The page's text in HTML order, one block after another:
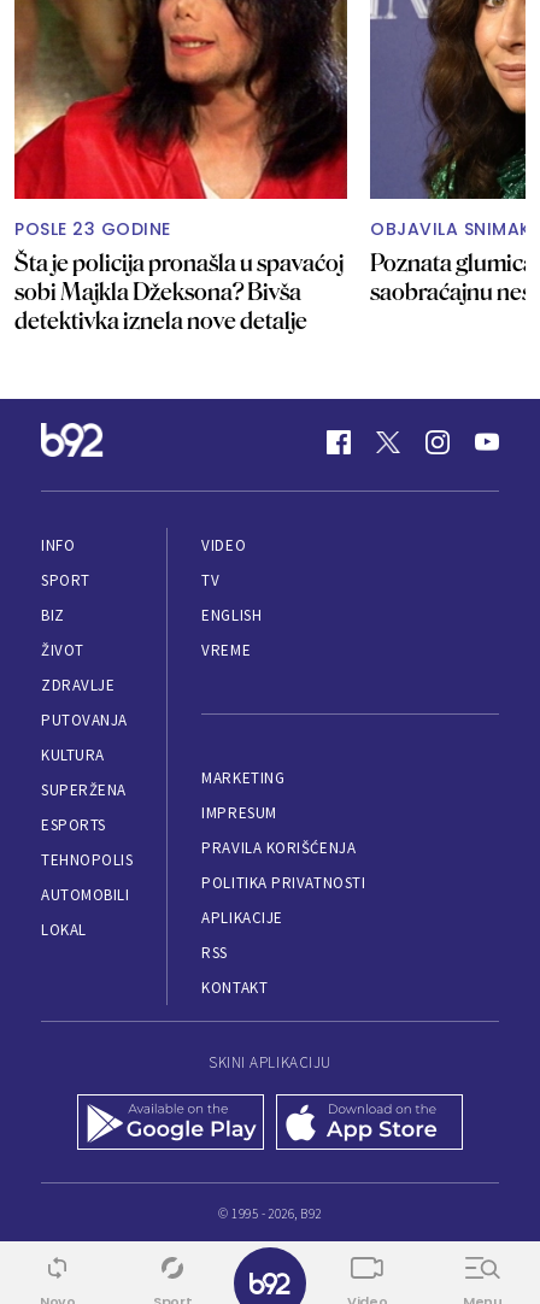
POSLE 23 GODINE
Šta je policija pronašla u spavaćoj
sobi Majkla Džeksona? Bivša
detektivka iznela nove detalje
OBJAVILA SNIMAK
Poznata
saobraćajnu
INFO
SPORT
BIZ
ŽIVOT
ZDRAVLJE
PUTOVANJA
KULTURA
SUPERŽENA
ESPORTS
TEHNOPOLIS
AUTOMOBILI
LOKAL
VIDEO
TV
ENGLISH
VREME
MARKETING
IMPRESUM
PRAVILA KORIŠĆENJA
POLITIKA PRIVATNOSTI
APLIKACIJE
RSS
KONTAKT
SKINI APLIKACIJU
© 1995 - 2026, B92